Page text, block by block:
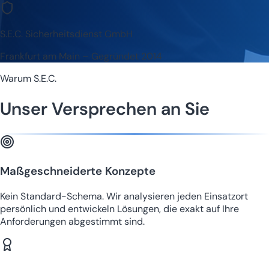
S.E.C. Sicherheitsdienst GmbH
Frankfurt am Main – Gegründet 2014
Warum S.E.C.
Unser Versprechen an Sie
Maßgeschneiderte Konzepte
Kein Standard-Schema. Wir analysieren jeden Einsatzort
persönlich und entwickeln Lösungen, die exakt auf Ihre
Anforderungen abgestimmt sind.